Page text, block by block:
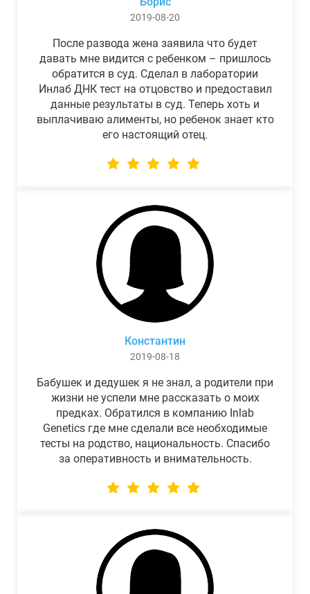
2019-08-20
После развода жена заявила что будет
давать мне видится с ребенком – пришлось
обратится в суд. Сделал в лаборатории
Инлаб ДНК тест на отцовство и предоставил
данные результаты в суд. Теперь хоть и
выплачиваю алименты, но ребенок знает кто
его настоящий отец.
Константин
2019-08-18
Бабушек и дедушек я не знал, а родители при
жизни не успели мне рассказать о моих
предках. Обратился в компанию Inlab
Genetics где мне сделали все необходимые
тесты на родство, национальность. Спасибо
за оперативность и внимательность.